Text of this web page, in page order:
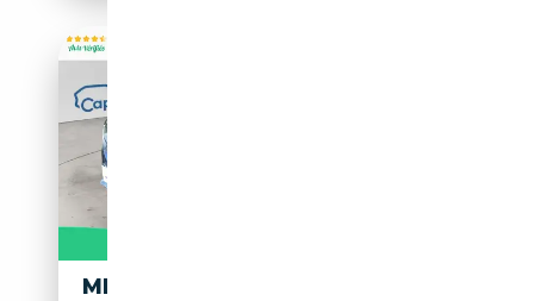
MERCEDES-BENZ CLS 250 250